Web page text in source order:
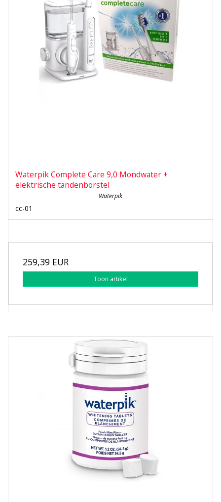
Waterpik Complete Care 9,0 Mondwater +
elektrische tandenborstel
Waterpik
cc-01
259,39 EUR
Toon artikel